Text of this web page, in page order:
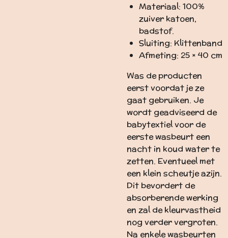
Materiaal: 100%
zuiver katoen,
badstof.
Sluiting: Klittenband
Afmeting: 25 × 40 cm
Was de producten
eerst voordat je ze
gaat gebruiken. Je
wordt geadviseerd de
babytextiel voor de
eerste wasbeurt een
nacht in koud water te
zetten. Eventueel met
een klein scheutje azijn.
Dit bevordert de
absorberende werking
en zal de kleurvastheid
nog verder vergroten.
Na enkele wasbeurten